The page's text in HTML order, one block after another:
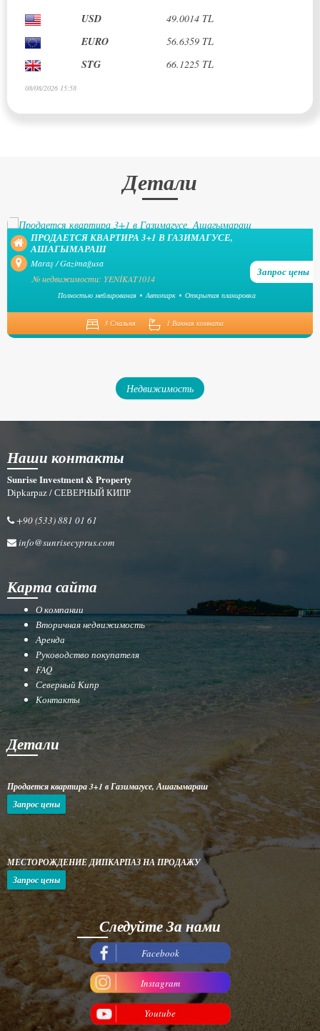
USD 49.0014 TL
EURO 56.6359 TL
STG 66.1225 TL
08/08/2026 15:58
Детали
ПРОДАЕТСЯ КВАРТИРА 3+1 В ГАЗИМАГУСЕ,
АШАГЫМАРАШ
Maraş / Gazimağusa
Запрос цены
№ недвижимости: YENİKAT1014
Полностью меблированая Автопарк Открытая планировка
3 Спальня 1 Ванная комната
Недвижимость
Наши контакты
Sunrise Investment & Property
Dipkarpaz / СЕВЕРНЫЙ КИПР
+90 (533) 881 01 61
info@sunrisecyprus.com
Карта сайта
О компании
Вторичная недвижимость
Аренда
Руководство покупателя
FAQ
Северный Кипр
Контакты
Детали
Продается квартира 3+1 в Газимагусе, Ашагымараш
Запрос цены
МЕСТОРОЖДЕНИЕ ДИПКАРПАЗ НА ПРОДАЖУ
Запрос цены
Следуйте За нами
Facebook
Instagram
Youtube